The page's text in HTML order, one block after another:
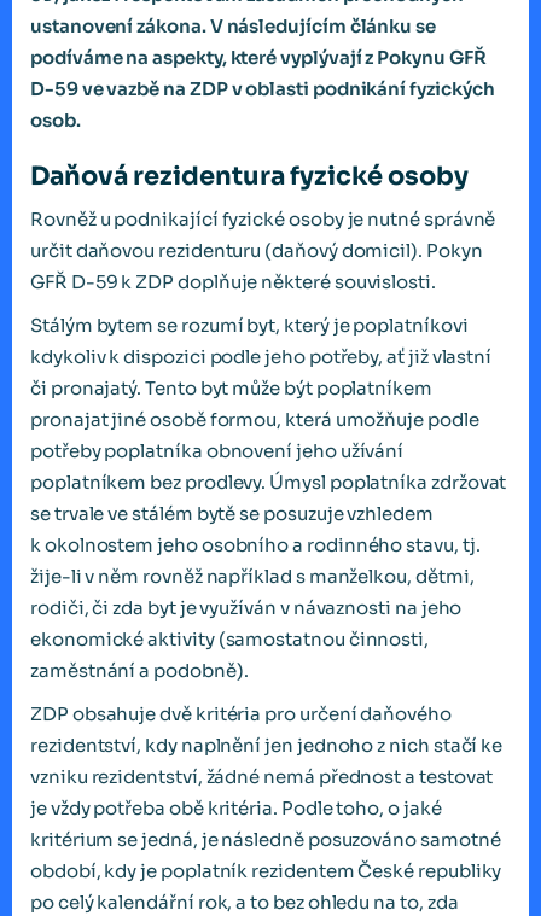
ustanovení zákona. V následujícím článku se
podíváme na aspekty, které vyplývají z Pokynu GFŘ
D-59 ve vazbě na ZDP v oblasti podnikání fyzických
osob.
Daňová rezidentura fyzické osoby
Rovněž u podnikající fyzické osoby je nutné správně
určit daňovou rezidenturu (daňový domicil). Pokyn
GFŘ D-59 k ZDP doplňuje některé souvislosti.
Stálým bytem se rozumí byt, který je poplatníkovi
kdykoliv k dispozici podle jeho potřeby, ať již vlastní
či pronajatý. Tento byt může být poplatníkem
pronajat jiné osobě formou, která umožňuje podle
potřeby poplatníka obnovení jeho užívání
poplatníkem bez prodlevy. Úmysl poplatníka zdržovat
se trvale ve stálém bytě se posuzuje vzhledem
k okolnostem jeho osobního a rodinného stavu, tj.
žije-li v něm rovněž například s manželkou, dětmi,
rodiči, či zda byt je využíván v návaznosti na jeho
ekonomické aktivity (samostatnou činnosti,
zaměstnání a podobně).
ZDP obsahuje dvě kritéria pro určení daňového
rezidentství, kdy naplnění jen jednoho z nich stačí ke
vzniku rezidentství, žádné nemá přednost a testovat
je vždy potřeba obě kritéria. Podle toho, o jaké
kritérium se jedná, je následně posuzováno samotné
období, kdy je poplatník rezidentem České republiky
po celý kalendářní rok, a to bez ohledu na to, zda